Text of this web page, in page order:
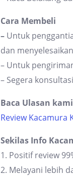
Cara Membeli
– Untuk
dan
– Untuk
– Segera
Baca Ulasan
Review Kacamura
Sekilas Info
1. Positif review
2. Melayani lebih